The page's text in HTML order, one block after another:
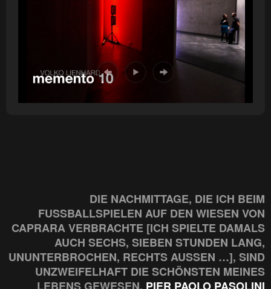
DIE NACHMITTAGE, DIE ICH BEIM
FUSSBALLSPIELEN AUF DEN WIESEN VON C
APRARA VERBRACHTE [ICH SPIELTE DAMALS A
UCH SECHS, SIEBEN STUNDEN LANG, U
NUNTERBROCHEN, RECHTS AUSSEN …], SIND UN
ZWEIFELHAFT DIE SCHÖNSTEN MEINES LE